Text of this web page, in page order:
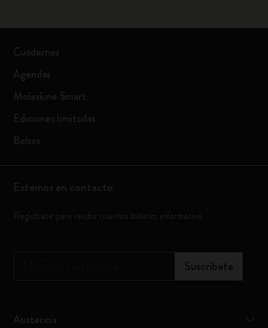
Cuadernos
Agendas
Moleskine Smart
Ediciones limitadas
Bolsos
Estemos en contacto
Regístrate para recibir nuestro boletín informativo
Suscríbete
Asistencia